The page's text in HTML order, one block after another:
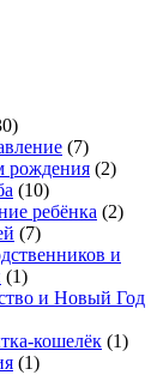
(7)
рождения (2)
(10)
ребёнка (2)
(7)
и
(1)
и Новый Год
кошелёк (1)
(1)